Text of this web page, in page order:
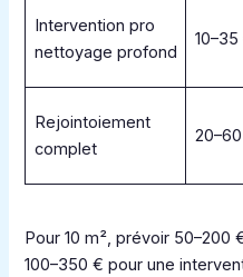
Intervention pro
nettoyage profond
Rejointoiement
complet
Pour 10 m², prévoir
100–350 € pour une